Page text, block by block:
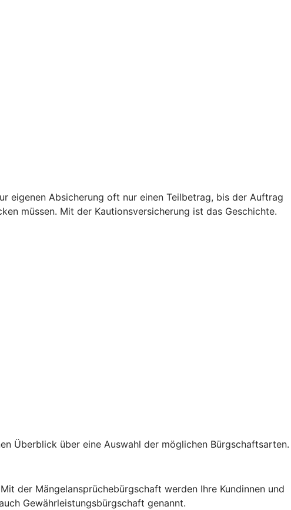
eigenen Absicherung oft nur einen Teilbetrag, bis der Auftrag
müssen. Mit der Kautionsversicherung ist das Geschichte.
Überblick über eine Auswahl der möglichen Bürgschaftsarten.
der Mängelansprüchebürgschaft werden Ihre Kundinnen und
Gewährleistungsbürgschaft genannt.